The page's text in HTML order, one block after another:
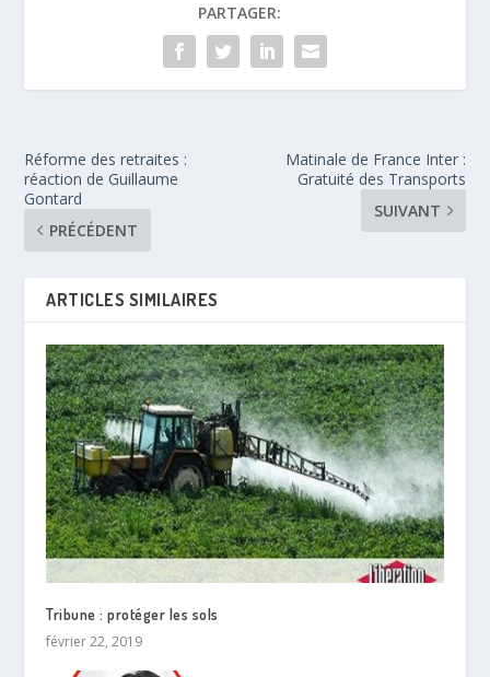
PARTAGER:
Réforme des retraites :
réaction de Guillaume
Gontard
PRÉCÉDENT
Matinale de France Inter :
Gratuité des Transports
SUIVANT
ARTICLES SIMILAIRES
Tribune : protéger les sols
février 22, 2019